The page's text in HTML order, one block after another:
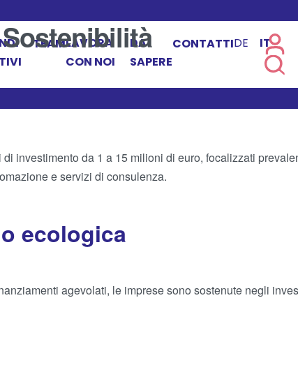
TEAMLAVORA
CON NOI
DA
SAPERE
CONTATTIDE IT
Sostenibilità
investimento da 1 a 15 milioni di euro, focalizzati
e servizi di consulenza.
ecologica
agevolati, le imprese sono sostenute negli